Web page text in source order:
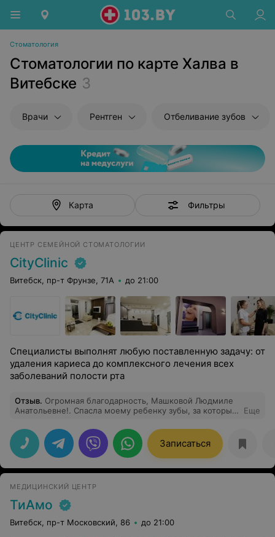
Стоматология
Стоматологии по карте Халва в
Витебске 3
Врачи Рентген Отбеливание зубов
Карта Фильтры
ЦЕНТР СЕМЕЙНОЙ СТОМАТОЛОГИИ
CityClinic
Витебск, пр-т Фрунзе, 71А до 21:00
Специалисты выполнят любую поставленную задачу: от
удаления кариеса до комплексного лечения всех
заболеваний полости рта
Отзыв. Огромная благодарность, Машковой Людмиле
Анатольевне!. Спасла моему ребенку зубы, за которые
Благодарю Citi Clinik за подбор
высококвалифицированных специалистов!
Еще
Записаться
МЕДИЦИНСКИЙ ЦЕНТР
ТиАмо
Витебск, пр-т Московский, 86 до 21:00